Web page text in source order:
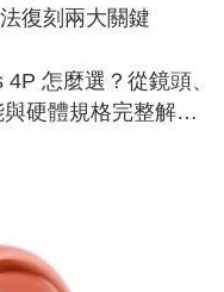
復刻兩大關鍵
怎麼選？從鏡頭、
硬體規格完整解